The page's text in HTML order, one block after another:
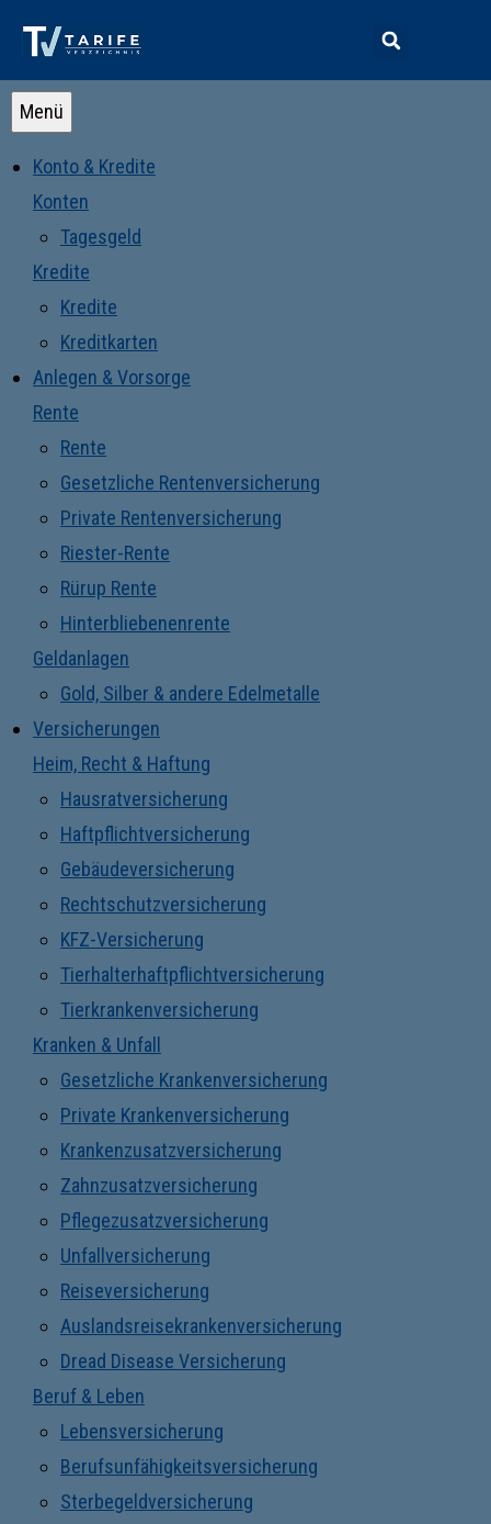
Menü
Konto & Kredite
Konten
Tagesgeld
Kredite
Kredite
Kreditkarten
Anlegen & Vorsorge
Rente
Rente
Gesetzliche Rentenversicherung
Private Rentenversicherung
Riester-Rente
Rürup Rente
Hinterbliebenenrente
Geldanlagen
Gold, Silber & andere Edelmetalle
Versicherungen
Heim, Recht & Haftung
Hausratversicherung
Haftpflichtversicherung
Gebäudeversicherung
Rechtschutzversicherung
KFZ-Versicherung
Tierhalterhaftpflichtversicherung
Tierkrankenversicherung
Kranken & Unfall
Gesetzliche Krankenversicherung
Private Krankenversicherung
Krankenzusatzversicherung
Zahnzusatzversicherung
Pflegezusatzversicherung
Unfallversicherung
Reiseversicherung
Auslandsreisekrankenversicherung
Dread Disease Versicherung
Beruf & Leben
Lebensversicherung
Berufsunfähigkeitsversicherung
Sterbegeldversicherung